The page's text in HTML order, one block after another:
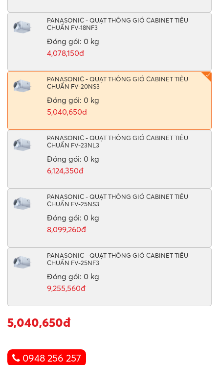
PANASONIC - QUẠT THÔNG GIÓ CABINET TIÊU
CHUẨN FV-18NF3
Đóng gói: 0 kg
4,078,150đ
PANASONIC - QUẠT THÔNG GIÓ CABINET TIÊU
CHUẨN FV-20NS3
Đóng gói: 0 kg
5,040,650đ
PANASONIC - QUẠT THÔNG GIÓ CABINET TIÊU
CHUẨN FV-23NL3
Đóng gói: 0 kg
6,124,350đ
PANASONIC - QUẠT THÔNG GIÓ CABINET TIÊU
CHUẨN FV-25NS3
Đóng gói: 0 kg
8,099,260đ
PANASONIC - QUẠT THÔNG GIÓ CABINET TIÊU
CHUẨN FV-25NF3
Đóng gói: 0 kg
9,255,560đ
5,040,650đ
0948 256 257